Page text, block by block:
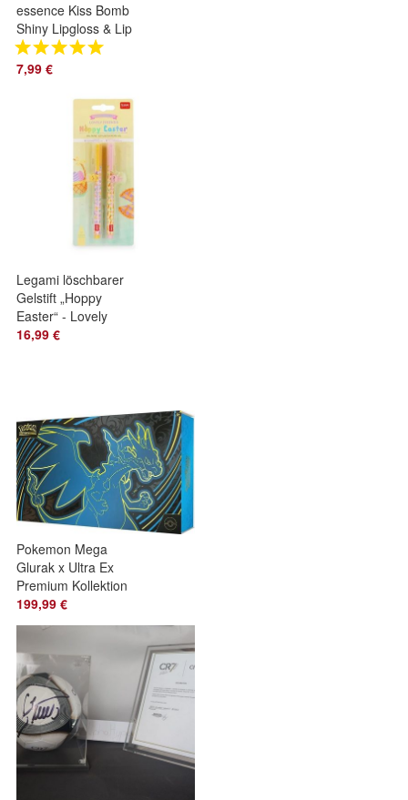
essence Kiss Bomb
Shiny Lipgloss & Lip
Balm Strawberry
Sweetie
7,99 €
Legami löschbarer
Gelstift „Hoppy
Easter“ - Lovely
Friends - Set of 2
16,99 €
Pokemon Mega
Glurak x Ultra Ex
Premium Kollektion
Fatale Flammen
199,99 €